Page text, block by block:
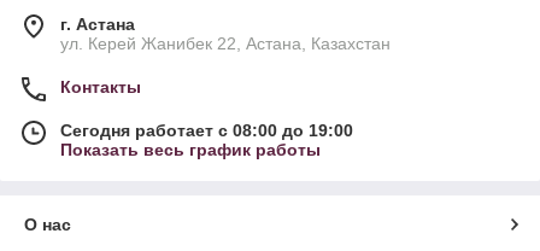
Именно благодаря данным свойствам, использование ПНД
строительстве искусственных водоемов и бассейнов;
кровле зданий и сооружений жилого и нежилого
типа;
г. Астана
ул. Керей Жанибек 22, Астана, Казахстан
Контакты
Сегодня работает с 08:00 до 19:00
Показать весь график работы
О нас